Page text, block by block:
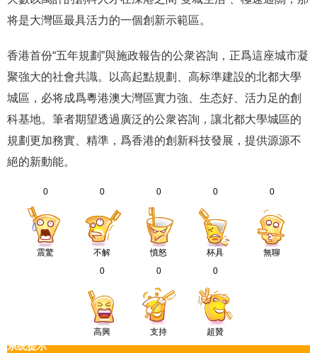
将是大灣區最具活力的一個創新示範區。
香港首份“五年規劃”與施政報告的公衆咨詢，正爲這座城市凝
聚強大的社會共識。以高起點規劃、高标準建設的北都大學
城區，必将成爲粵港澳大灣區實力強、生态好、活力足的創
科基地。筆者期望透過廣泛的公衆咨詢，讓北都大學城區的
規劃更加務實、精準，爲香港的創新科技發展，提供源源不
絕的新動能。
0
震驚
0
不解
0
憤怒
0
杯具
0
無聊
0
高興
0
支持
0
超贊